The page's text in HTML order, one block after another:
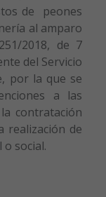
de peones
al amparo
2018, de 7
del Servicio
por la que se
a las
contratación
realización de
social.